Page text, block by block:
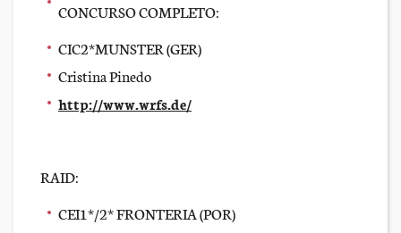
CONCURSO COMPLETO:
CIC2*MUNSTER (GER)
Cristina Pinedo
http://www.wrfs.de/
RAID:
CEI1*/2* FRONTERIA (POR)